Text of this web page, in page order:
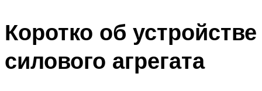
Коротко об устройстве
силового агрегата